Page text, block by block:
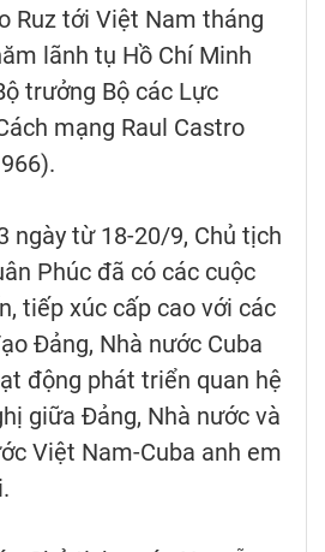
Ruz tới Việt Nam tháng
lãnh tụ Hồ Chí Minh
trưởng Bộ các Lực
mạng Raul Castro
ngày từ 18-20/9, Chủ tịch
Phúc đã có các cuộc
tiếp xúc cấp cao với các
Đảng, Nhà nước Cuba
động phát triển quan hệ
giữa Đảng, Nhà nước và
Việt Nam-Cuba anh em